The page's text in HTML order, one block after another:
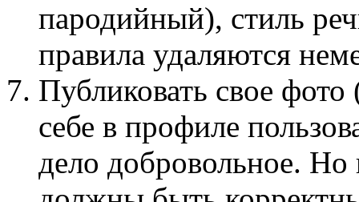
пародийный), стиль
правила удаляются
Публиковать свое фото
себе в профиле
дело добровольное.